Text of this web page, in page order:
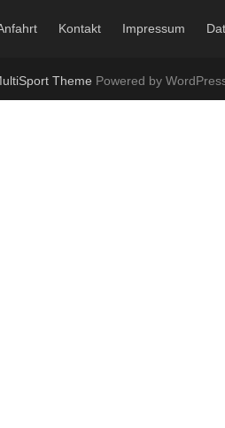
Kontakt Impressum
Theme Powered by